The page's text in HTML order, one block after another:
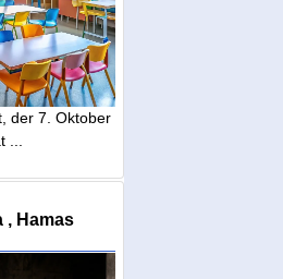
der 7. Oktober
, Hamas